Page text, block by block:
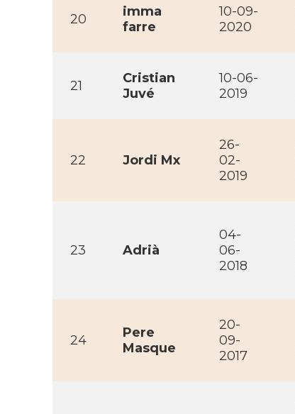
20
imma
farre
10-09-
2020
21
Cristian
Juvé
10-06-
2019
22 Jordi Mx
26-
02-
2019
23 Adrià
04-
06-
2018
24
Pere
Masque
20-
09-
2017